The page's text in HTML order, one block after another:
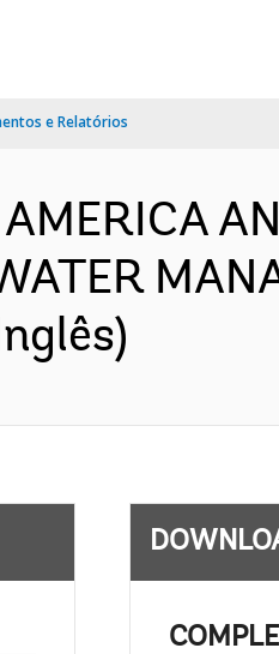
e Relatórios